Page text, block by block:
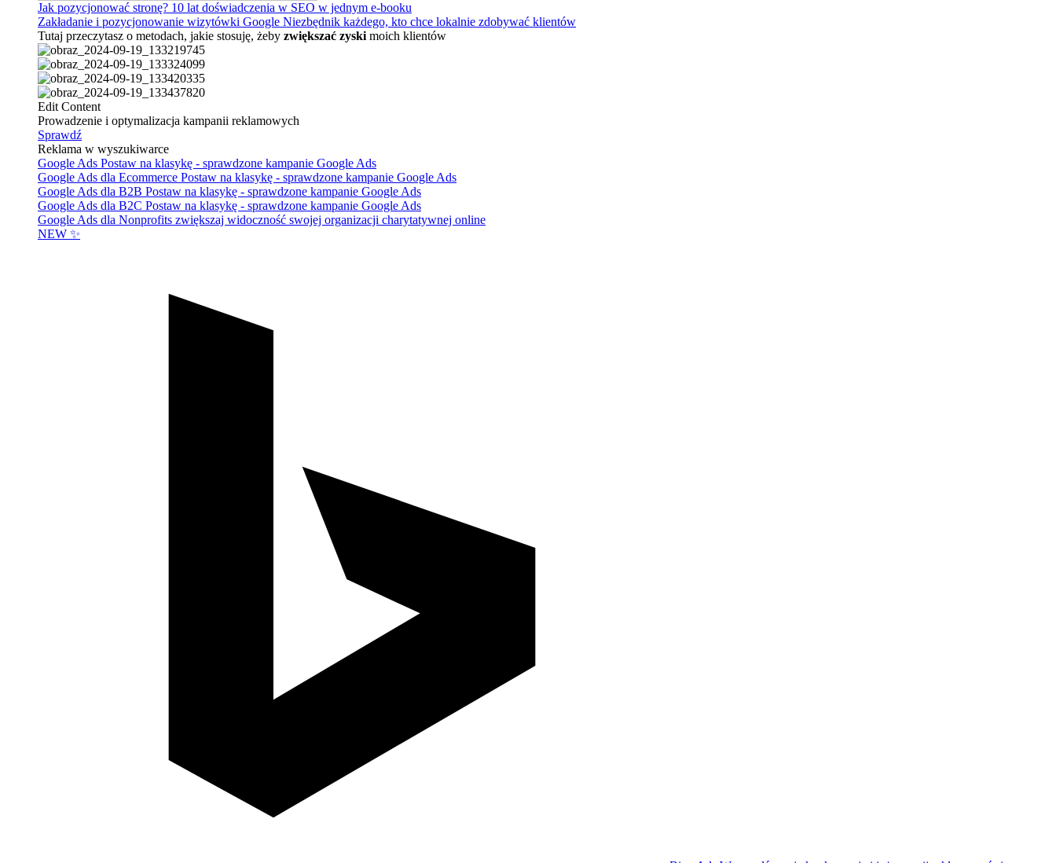
Jak pozycjonować stronę? 10 lat doświadczenia w SEO w jednym e-booku
Zakładanie i pozycjonowanie wizytówki Google Niezbędnik każdego, kto chce lokalnie zdobywać klientów
Tutaj przeczytasz o metodach, jakie stosuję, żeby zwiększać zyski moich klientów
Edit Content
Prowadzenie i optymalizacja kampanii reklamowych
Sprawdź
Reklama w wyszukiwarce
Google Ads Postaw na klasykę - sprawdzone kampanie Google Ads
Google Ads dla Ecommerce Postaw na klasykę - sprawdzone kampanie Google Ads
Google Ads dla B2B Postaw na klasykę - sprawdzone kampanie Google Ads
Google Ads dla B2C Postaw na klasykę - sprawdzone kampanie Google Ads
Google Ads dla Nonprofits zwiększaj widoczność swojej organizacji charytatywnej online
NEW ✨